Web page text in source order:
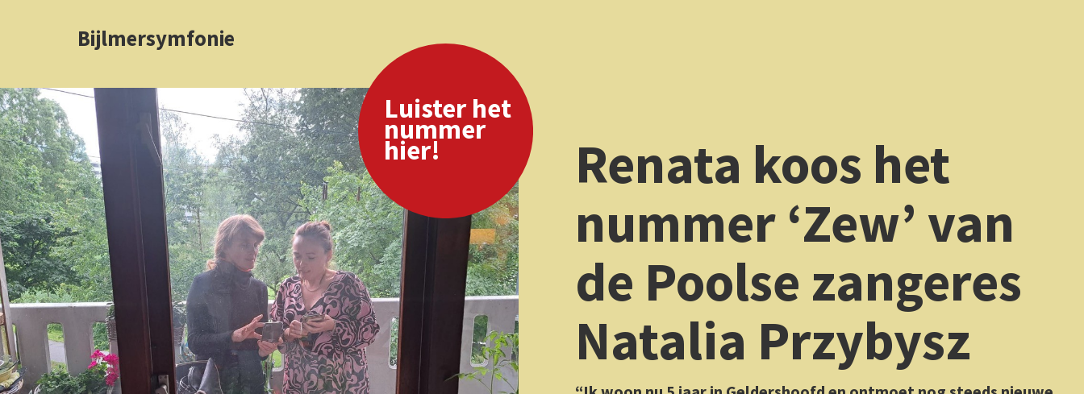
Bijlmersymfonie
Renata koos het
nummer ‘Zew’ van
de Poolse zangeres
Natalia Przybysz
“Ik woon nu 5 jaar in Geldershoofd en ontmoet nog steeds nieuwe
buren. Deelnemen aan Bijlmersymfonie is voor mij een mooie
manier om een gesprek te beginnen. Voor Bijlmersymfonie bracht
ik het nummer ‘Zew’ in. Dat betekent ‘de roep’."
"Ik ben Pools, toch luister ik niet veel naar popmuziek uit mijn
geboorteland. Dit nummer is een van de weinige Poolse nummers die ik
Luister het
nummer
hier!